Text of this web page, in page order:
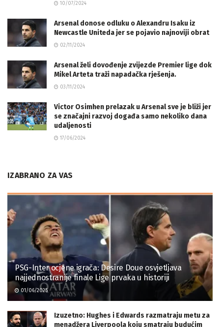
10/07/2024
Arsenal donose odluku o Alexandru Isaku iz
Newcastle Uniteda jer se pojavio najnoviji obrat
02/11/2024
Arsenal želi dovođenje zvijezde Premier lige dok
Mikel Arteta traži napadačka rješenja.
03/11/2024
Victor Osimhen prelazak u Arsenal sve je bliži jer
se značajni razvoj događa samo nekoliko dana
udaljenosti
17/06/2024
IZABRANO ZA VAS
PSG-Inter ocjene igrača: Desire Doue osvjetljava
najjednostranije finale Lige prvaka u historiji
01/06/2025
Izuzetno: Hughes i Edwards razmatraju metu za
menadžera Liverpoola koju smatraju budućim